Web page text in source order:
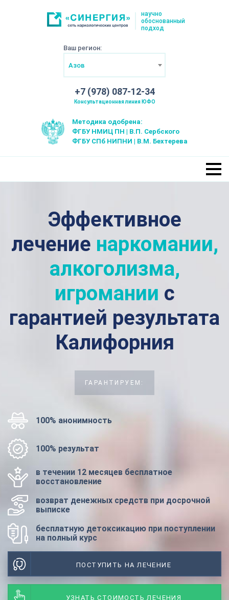
научно
обоснованный
подход
Ваш регион:
Азов
+7 (978) 087-12-34
Консультационная линия ЮФО
Методика одобрена:
ФГБУ НМИЦ ПН | В.П. Сербского
ФГБУ СПб НИПНИ | В.М. Бехтерева
Эффективное
лечение наркомании,
алкоголизма,
игромании с
гарантией результата
Калифорния
ГАРАНТИРУЕМ:
100% анонимность
100% результат
в течении 12 месяцев бесплатное
восстановление
возврат денежных средств при досрочной
выписке
бесплатную детоксикацию при поступлении
на полный курс
ПОСТУПИТЬ НА ЛЕЧЕНИЕ
УЗНАТЬ СТОИМОСТЬ ЛЕЧЕНИЯ